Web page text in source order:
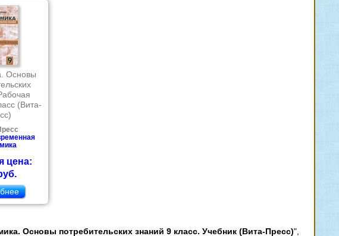
Основы
(Вита-
цена:
Основы потребительских знаний 9 класс. Учебник (Вита-Пресс)",